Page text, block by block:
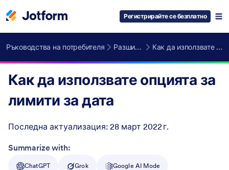
Регистрирайте се безплатно
Ръководства на потребителя Разширени Функции Как да използвате опцията за лимити за дата
Как да използвате опцията за
лимити за дата
Последна актуализация: 28 март 2022 г.
Post ID
Summarize with:
ChatGPT Grok Google AI Mode